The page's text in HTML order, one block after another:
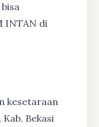
INTAN di
kesetaraan
Bekasi